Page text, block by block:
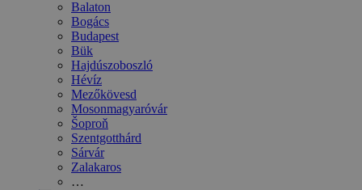
Balaton
Bogács
Budapest
Bük
Hajdúszoboszló
Hévíz
Mezőkövesd
Mosonmagyaróvár
Šoproň
Szentgotthárd
Sárvár
Zalakaros
…